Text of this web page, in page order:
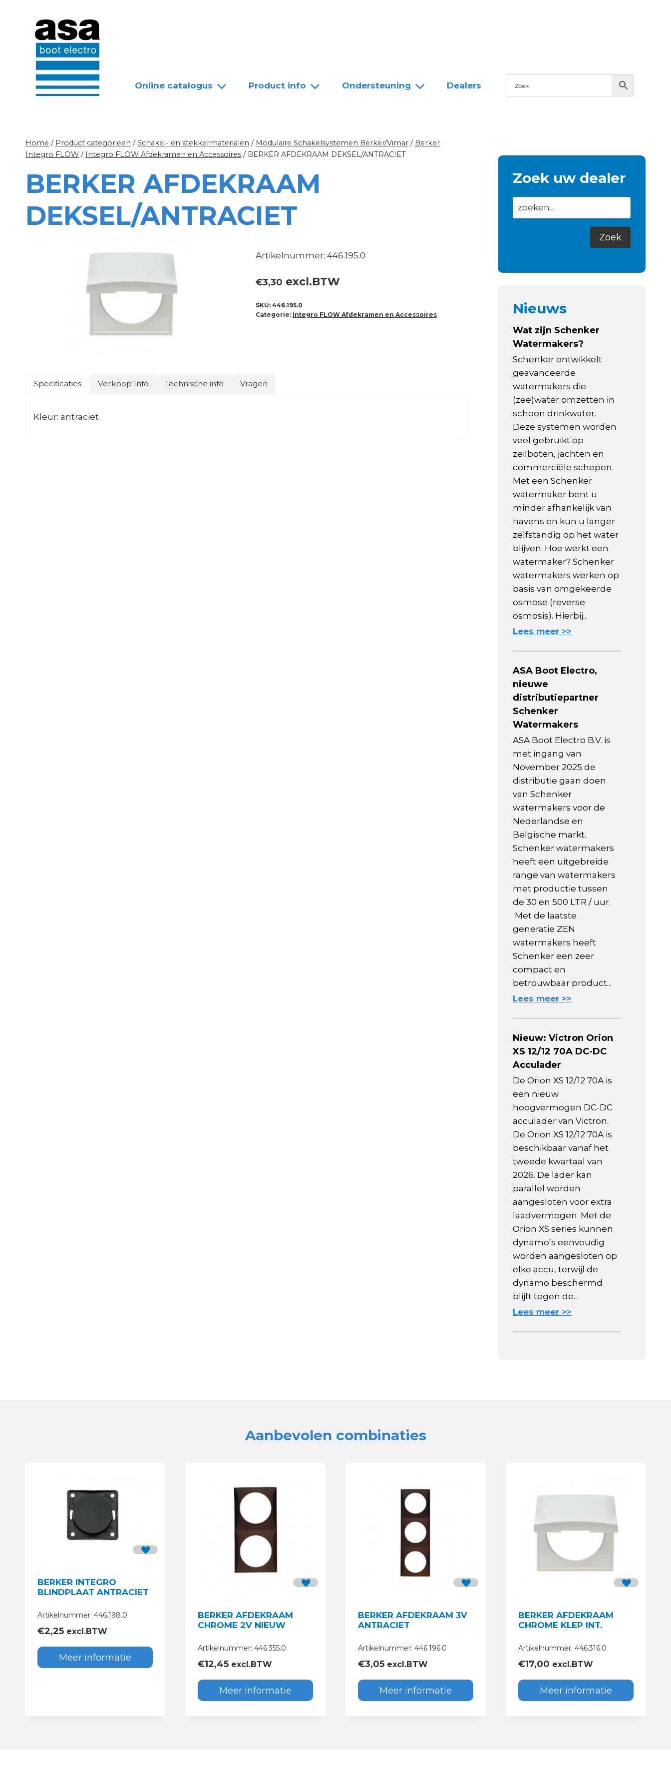
Online catalogus Product info Ondersteuning Dealers
Home / Product categorieën / Schakel- en stekkermaterialen / Modulaire Schakelsystemen Berker/Vimar / Berker
Integro FLOW / Integro FLOW Afdekramen en Accessoires / BERKER AFDEKRAAM DEKSEL/ANTRACIET
BERKER AFDEKRAAM
DEKSEL/ANTRACIET
Artikelnummer: 446.195.0
€3,30 excl.BTW
SKU:446.195.0
Categorie: Integro FLOW Afdekramen en Accessoires
Specificaties Verkoop Info Technische info Vragen
Kleur: antraciet
Zoek uw dealer
Nieuws
Wat zijn Schenker
Watermakers?
Schenker ontwikkelt
geavanceerde
watermakers die
(zee)water omzetten in
schoon drinkwater.
Deze systemen worden
veel gebruikt op
zeilboten, jachten en
commerciële schepen.
Met een Schenker
watermaker bent u
minder afhankelijk van
havens en kun u langer
zelfstandig op het water
blijven. Hoe werkt een
watermaker? Schenker
watermakers werken op
basis van omgekeerde
osmose (reverse
osmosis). Hierbij...
Lees meer >>
ASA Boot Electro,
nieuwe
distributiepartner
Schenker
Watermakers
ASA Boot Electro B.V. is
met ingang van
November 2025 de
distributie gaan doen
van Schenker
watermakers voor de
Nederlandse en
Belgische markt.
Schenker watermakers
heeft een uitgebreide
range van watermakers
met productie tussen
de 30 en 500 LTR / uur.
Met de laatste
generatie ZEN
watermakers heeft
Schenker een zeer
compact en
betrouwbaar product...
Lees meer >>
Nieuw: Victron Orion
XS 12/12 70A DC-DC
Acculader
De Orion XS 12/12 70A is
een nieuw
hoogvermogen DC-DC
acculader van Victron.
De Orion XS 12/12 70A is
beschikbaar vanaf het
tweede kwartaal van
2026. De lader kan
parallel worden
aangesloten voor extra
laadvermogen. Met de
Orion XS series kunnen
dynamo’s eenvoudig
worden aangesloten op
elke accu, terwijl de
dynamo beschermd
blijft tegen de...
Lees meer >>
Aanbevolen combinaties
BERKER INTEGRO
BLINDPLAAT ANTRACIET
Artikelnummer: 446.198.0
€2,25 excl.BTW
Meer informatie
BERKER AFDEKRAAM
CHROME 2V NIEUW
Artikelnummer: 446.355.0
€12,45 excl.BTW
Meer informatie
BERKER AFDEKRAAM 3V
ANTRACIET
Artikelnummer: 446.196.0
€3,05 excl.BTW
Meer informatie
BERKER AFDEKRAAM
CHROME KLEP INT.
Artikelnummer: 446.316.0
€17,00 excl.BTW
Meer informatie